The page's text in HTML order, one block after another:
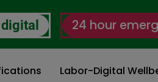
digital 24 hour
Labor-Digital